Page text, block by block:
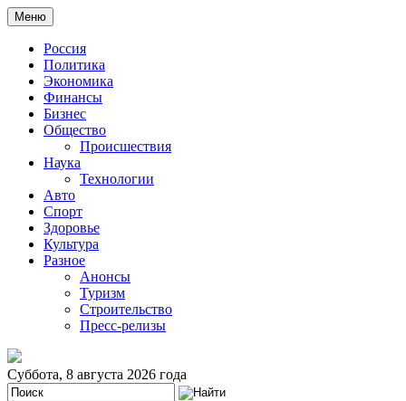
Меню
Россия
Политика
Экономика
Финансы
Бизнес
Общество
Происшествия
Наука
Технологии
Авто
Спорт
Здоровье
Культура
Разное
Анонсы
Туризм
Строительство
Пресс-релизы
Суббота, 8 августа 2026 года